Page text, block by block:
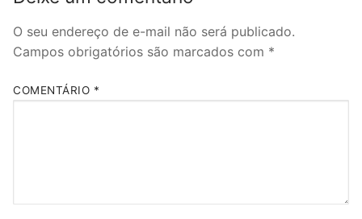
O seu endereço de e-mail não será publicado.
Campos obrigatórios são marcados com *
COMENTÁRIO *